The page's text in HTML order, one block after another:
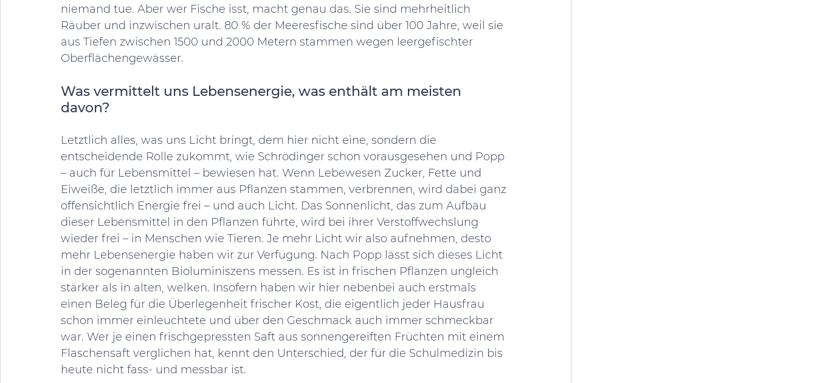
niemand tue. Aber wer Fische isst, macht genau das. Sie sind mehrheitlich
Räuber und inzwischen uralt. 80 % der Meeresfische sind über 100 Jahre, weil sie
aus Tiefen zwischen 1500 und 2000 Metern stammen wegen leergefischter
Oberflächengewässer.
Was vermittelt uns Lebensenergie, was enthält am meisten
davon?
Letztlich alles, was uns Licht bringt, dem hier nicht eine, sondern die
entscheidende Rolle zukommt, wie Schrödinger schon vorausgesehen und Popp
– auch für Lebensmittel – bewiesen hat. Wenn Lebewesen Zucker, Fette und
Eiweiße, die letztlich immer aus Pflanzen stammen, verbrennen, wird dabei ganz
offensichtlich Energie frei – und auch Licht. Das Sonnenlicht, das zum Aufbau
dieser Lebensmittel in den Pflanzen führte, wird bei ihrer Verstoffwechslung
wieder frei – in Menschen wie Tieren. Je mehr Licht wir also aufnehmen, desto
mehr Lebensenergie haben wir zur Verfügung. Nach Popp lässt sich dieses Licht
in der sogenannten Bioluminiszens messen. Es ist in frischen Pflanzen ungleich
stärker als in alten, welken. Insofern haben wir hier nebenbei auch erstmals
einen Beleg für die Überlegenheit frischer Kost, die eigentlich jeder Hausfrau
schon immer einleuchtete und über den Geschmack auch immer schmeckbar
war. Wer je einen frischgepressten Saft aus sonnengereiften Früchten mit einem
Flaschensaft verglichen hat, kennt den Unterschied, der für die Schulmedizin bis
heute nicht fass- und messbar ist.